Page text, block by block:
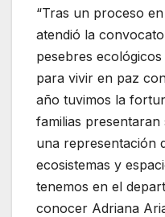
“Tras un proceso
atendió la
pesebres
para vivir en paz
año tuvimos la
familias
una representación
ecosistemas y
tenemos en el
conocer Adriana